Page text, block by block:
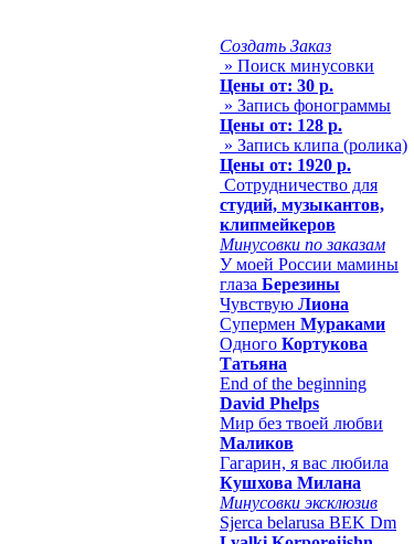
Создать Заказ
» Поиск минусовки
Цены от: 30 р.
» Запись фонограммы
Цены от: 128 р.
» Запись клипа (ролика)
Цены от: 1920 р.
Сотрудничество для
студий, музыкантов,
клипмейкеров
Минусовки по заказам
У моей России мамины
глаза Березины
Чувствую Лиона
Супермен Мураками
Одного Кортукова
Татьяна
End of the beginning
David Phelps
Мир без твоей любви
Маликов
Гагарин, я вас любила
Кушхова Милана
Минусовки эксклюзив
Sjerca belarusa BEK Dm